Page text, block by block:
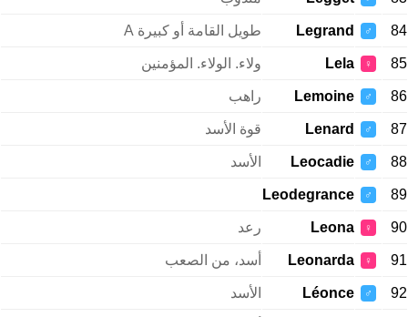
84
♂
Legrand طويل القامة أو كبيرة A
85
♀
Lela ولاء. الولاء. المؤمنين
86
♂
Lemoine راهب
87
♂
Lenard قوة الأسد
88
♂
Leocadie الأسد
89
♂
Leodegrance
90
♀
Leona رعد
91
♀
Leonarda أسد، من الصعب
92
♂
Léonce الأسد